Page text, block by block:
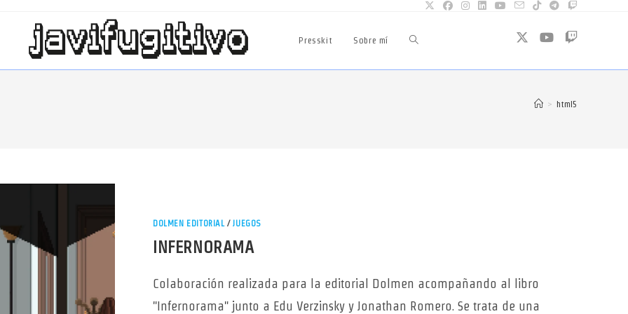
Presskit Sobre mí Alternar
> html5
DOLMEN EDITORIAL /JUEGOS
INFERNORAMA
Colaboración realizada para la editorial Dolmen acompañando al libro
"Infernorama" junto a Edu Verzinsky y Jonathan Romero. Se trata de una